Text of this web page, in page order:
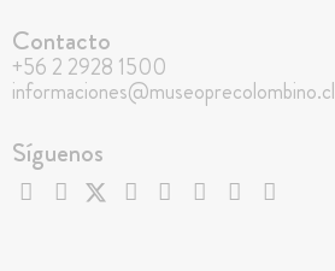
Contacto
+56 2 2928 1500
informaciones@museoprecolombino.cl
Síguenos